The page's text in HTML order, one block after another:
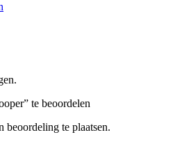
te beoordelen
beoordeling te plaatsen.